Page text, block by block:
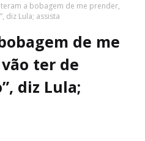
a bobagem de me prender,
diz Lula; assista
de me
ter de
diz Lula;